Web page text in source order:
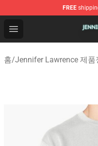
FREE
Open menu
Jennifer Lawrence
홈/Jennifer Lawrence 제품